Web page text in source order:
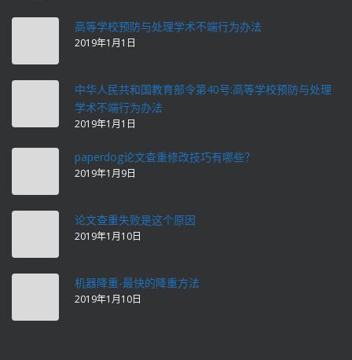
高等学校预防与处理学术不端行为办法
2019年1月1日
中华人民共和国教育部令第40号:高等学校预防与处理
学术不端行为办法
2019年1月1日
paperdog论文查重修改技巧有哪些？
2019年1月9日
论文查重失败是这个原因
2019年1月10日
机器降重-最快的降重方法
2019年1月10日